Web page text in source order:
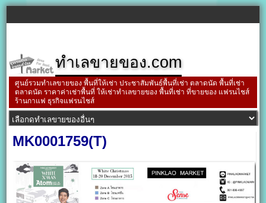
ทำเลขายของ.com
ศูนย์รวมทำเลขายของ พื้นที่ให้เช่า ประชาสัมพันธ์พื้นที่เช่า ตลาดนัด พื้นที่เช่า
ตลาดนัด ราคาค่าเช่าพื้นที่ ให้เช่าทำเลขายของ พื้นที่เช่า ที่ขายของ แฟรนไชส์
ร้านกาแฟ ธุรกิจแฟรนไชส์
MK0001759(T)